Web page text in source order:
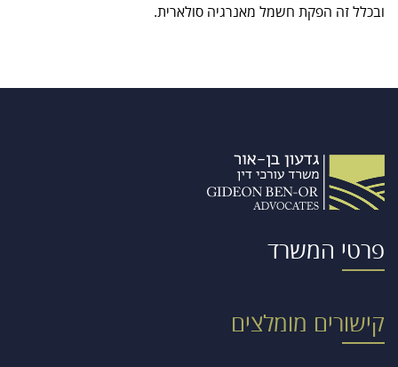
ובכלל זה הפקת חשמל מאנרגיה סולארית.
פרטי המשרד
קישורים מומלצים